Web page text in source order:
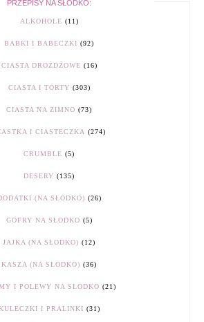
PRZEPISY NA SŁODKO:
ALKOHOLE (11)
BABKI I BABECZKI (92)
CIASTA DROŻDŻOWE (16)
CIASTA I TORTY (303)
CIASTA NA ZIMNO (73)
I CIASTECZKA (274)
CRUMBLE (5)
DESERY (135)
(NA SŁODKO) (26)
GOFRY NA SŁODKO (5)
JAJKA (NA SŁODKO) (12)
KASZA (NA SŁODKO) (36)
I POLEWY NA SŁODKO (21)
I PRALINKI (31)